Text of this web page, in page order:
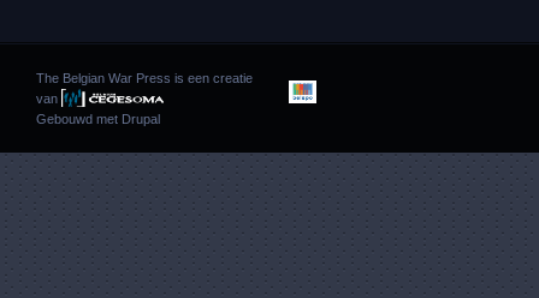
The Belgian War Press is een creatie
van
Gebouwd met Drupal